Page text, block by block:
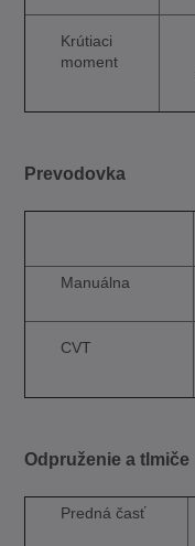
Krútiaci
moment
Prevodovka
Manuálna
CVT
Odpruženie a tlmiče
Predná časť